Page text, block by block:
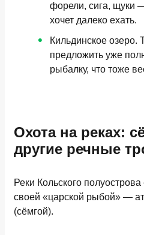
форели, сига, щуки
хочет далеко ехать.
Кильдинское озеро.
предложить уже
рыбалку, что тоже
Охота на реках:
другие речные
Реки Кольского
своей «царской рыбой» —
(сёмгой).